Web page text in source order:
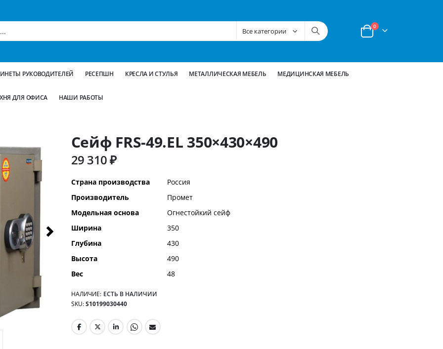
Корзина
0позиции
РУКОВОДИТЕЛЕЙ РЕСЕПШН КРЕСЛА И СТУЛЬЯ МЕТАЛЛИЧЕСКАЯ МЕБЕЛЬ МЕДИЦИНСКАЯ МЕБЕЛЬ
ДЛЯ ОФИСА НАШИ РАБОТЫ
Сейф FRS-49.EL 350×430×490
29 310 ₽
Дополнительная
информация
Страна производства
Россия
Производитель
Промет
Модельная основа
Огнестойкий сейф
Ширина
350
Глубина
430
Высота
490
Вес
48
НАЛИЧИЕ: ЕСТЬ В НАЛИЧИИ
SKU S10199030440